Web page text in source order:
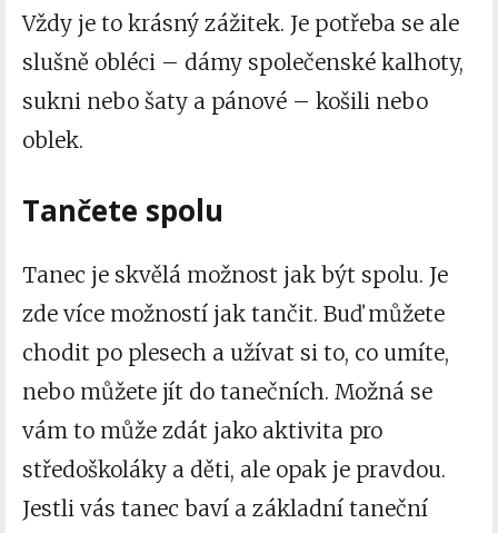
Vždy je to krásný zážitek. Je potřeba se ale
slušně obléci – dámy společenské kalhoty,
sukni nebo šaty a pánové – košili nebo
oblek.
Tančete spolu
Tanec je skvělá možnost jak být spolu. Je
zde více možností jak tančit. Buď můžete
chodit po plesech a užívat si to, co umíte,
nebo můžete jít do tanečních. Možná se
vám to může zdát jako aktivita pro
středoškoláky a děti, ale opak je pravdou.
Jestli vás tanec baví a základní taneční